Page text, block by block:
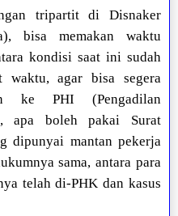
tripartit di Disnaker
bisa memakan waktu
kondisi saat ini sudah
waktu, agar bisa segera
ke PHI (Pengadilan
apa boleh pakai Surat
dipunyai mantan pekerja
sama, antara para
telah di-PHK dan kasus